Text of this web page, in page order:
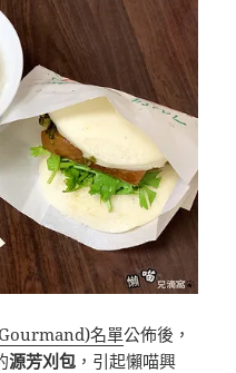
名單公佈後，
源芳刈包 ，引起懶喵興